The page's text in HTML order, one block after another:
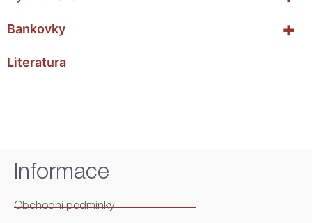
+
Bankovky
Literatura
Informace
Obchodní podmínky